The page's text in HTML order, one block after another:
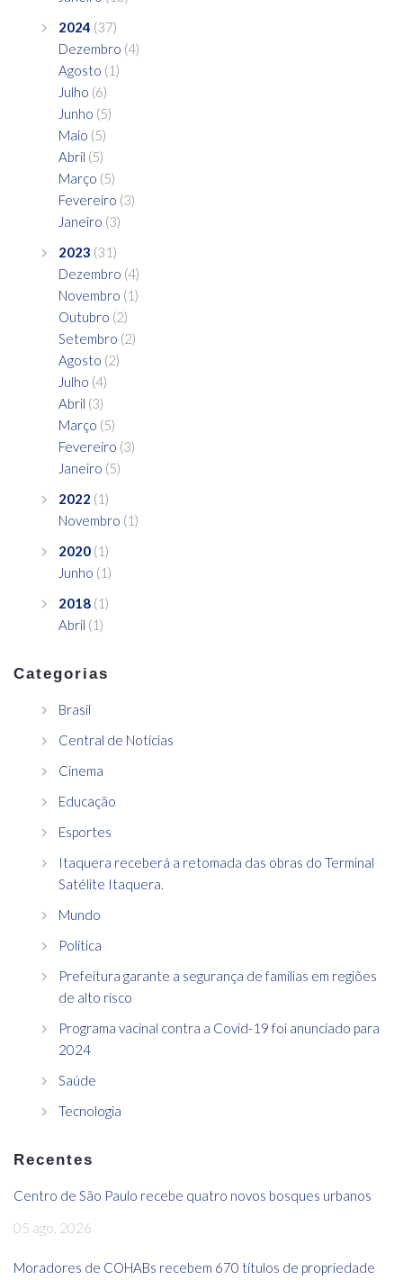
2024 (37)
Dezembro (4)
Agosto (1)
Julho (6)
Junho (5)
Maio (5)
Abril (5)
Março (5)
Fevereiro (3)
Janeiro (3)
2023 (31)
Dezembro (4)
Novembro (1)
Outubro (2)
Setembro (2)
Agosto (2)
Julho (4)
Abril (3)
Março (5)
Fevereiro (3)
Janeiro (5)
2022 (1)
Novembro (1)
2020 (1)
Junho (1)
2018 (1)
Abril (1)
Categorias
Brasil
Central de Notícias
Cinema
Educação
Esportes
Itaquera receberá a retomada das obras do Terminal
Satélite Itaquera.
Mundo
Política
Prefeitura garante a segurança de famílias em regiões
de alto risco
Programa vacinal contra a Covid-19 foi anunciado para
2024
Saúde
Tecnologia
Recentes
Centro de São Paulo recebe quatro novos bosques urbanos
05 ago, 2026
Moradores de COHABs recebem 670 títulos de propriedade